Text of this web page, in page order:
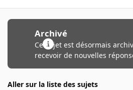
Archivé
Ce sujet est désormais
recevoir de nouvelles
Aller sur la liste des sujets